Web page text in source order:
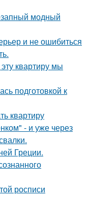
модный
и не ошибиться
квартиру мы
подготовкой к
квартиру
- и уже через
Греции.
росписи